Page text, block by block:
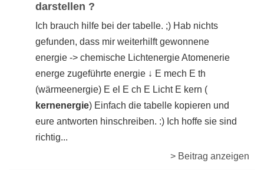
darstellen ?
Ich brauch hilfe bei der tabelle. ;) Hab nichts
gefunden, dass mir weiterhilft gewonnene
energie -> chemische Lichtenergie Atomenerie
energe zugeführte energie ↓ E mech E th
(wärmeenergie) E el E ch E Licht E kern (
kernenergie) Einfach die tabelle kopieren und
eure antworten hinschreiben. :) Ich hoffe sie sind
richtig...
> Beitrag anzeigen